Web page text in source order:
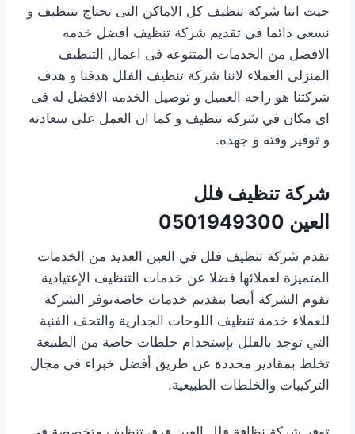
حيث اننا شركة تنظيف كل الاماكن التى تحتاج ىتنظيف و
نسعى دائما في تقديم شركة تنظيف افضل خدمه
الافضل من الخدمات المتنوعه فى اعمال التنظيف
المنزلى العملاء لاننا شركة تنظيف الفلل هدفنا و هدف
شركتنا هو راحه العميل و توصيل الخدمه الافضل له فى
اى مكان في شركة تنظيف و كما ان العمل على سعادته
و توفير وقته و جهده.
شركة تنظيف فلل
العين 0501949300
تقدم شركة تنظيف فلل في العين العديد من الخدمات
المتميزة لعملائها فضلا عن خدمات التنظيف الإعتيادية
تقوم الشركة أيضا بتقديم خدمات خاصةتوفر الشركة
للعملاء خدمة تنظيف اللوحات الجدارية والتحف الفنية
التي توجد بالفلل بإستخدام خلطات خاصة من الطبيعة
تخلط بمقادير محددة عن طريق أفضل خبراء في مجال
التركيبات والخلطات الطبيعية.